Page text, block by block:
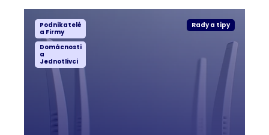
Podnikatelé
a Firmy
Domácnosti
a
Jednotlivci
Rady a tipy